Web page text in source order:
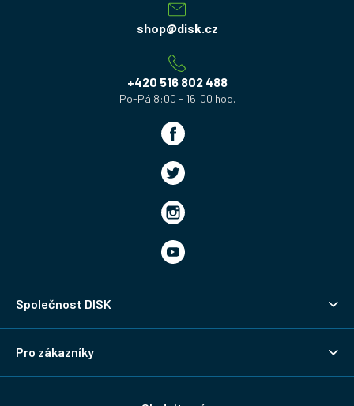
shop@disk.cz
+420 516 802 488
Společnost DISK
Pro zákazníky